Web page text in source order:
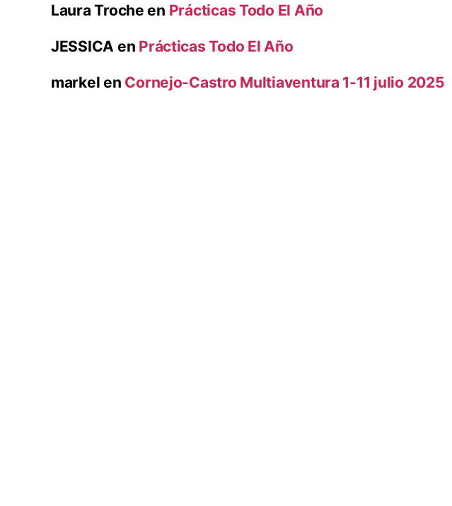
Laura Troche en Prácticas Todo El Año
JESSICA en Prácticas Todo El Año
markel en Cornejo-Castro Multiaventura 1-11 julio 2025